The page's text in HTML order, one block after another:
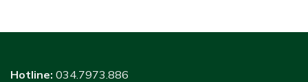
Hotline: 034.7973.886